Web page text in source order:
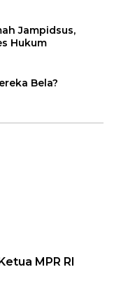
Jampidsus,
Hukum
Bela?
MPR RI